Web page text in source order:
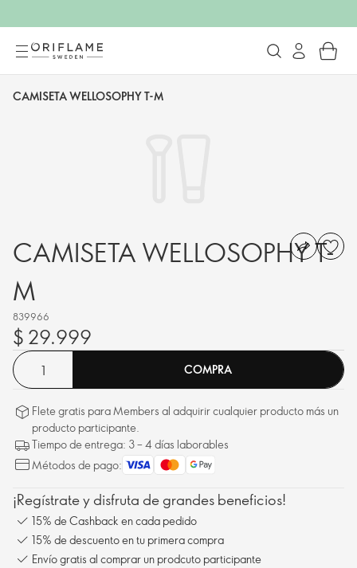
CAMISETA WELLOSOPHY T-M
CAMISETA WELLOSOPHY T-
M
839966
$ 29.999
COMPRA
Flete gratis para Members al adquirir cualquier producto más un
producto participante.
Tiempo de entrega: 3 – 4 días laborables
Métodos de pago:
¡Regístrate y disfruta de grandes beneficios!
15% de Cashback en cada pedido
15% de descuento en tu primera compra
Envío gratis al comprar un prodcuto participante